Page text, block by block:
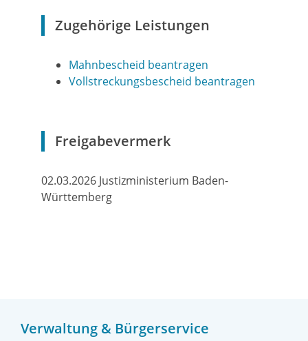
Verwaltung & Bürgerservice
Zugehörige Leistungen
Mahnbescheid beantragen
Vollstreckungsbescheid beantragen
Freigabevermerk
02.03.2026 Justizministerium Baden-
Württemberg